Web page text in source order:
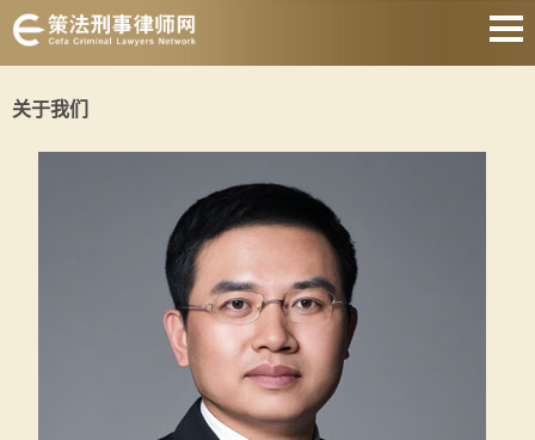
著名刑事律师
刑事律师收费
静安刑事律师
关于我们
关于我们